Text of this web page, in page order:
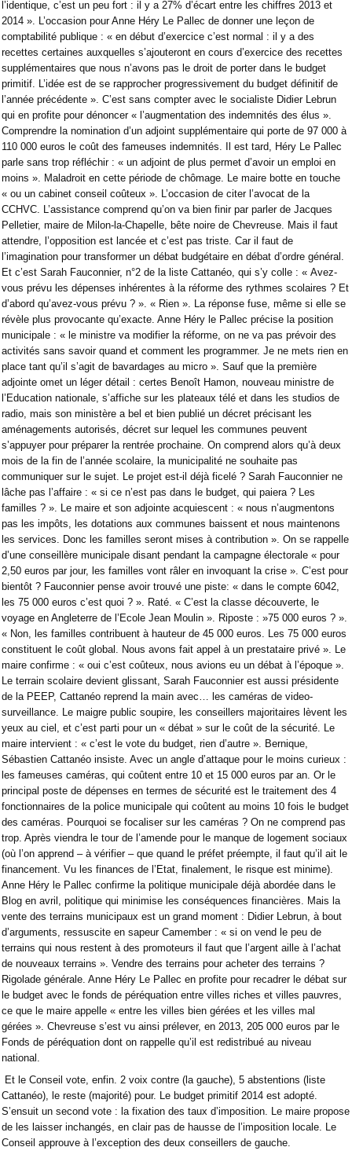
l’identique, c’est un peu fort : il y a 27% d’écart entre les chiffres 2013 et
2014 ». L’occasion pour Anne Héry Le Pallec de donner une leçon de
comptabilité publique : « en début d’exercice c’est normal : il y a des
recettes certaines auxquelles s’ajouteront en cours d’exercice des recettes
supplémentaires que nous n’avons pas le droit de porter dans le budget
primitif. L’idée est de se rapprocher progressivement du budget définitif de
l’année précédente ». C’est sans compter avec le socialiste Didier Lebrun
qui en profite pour dénoncer « l’augmentation des indemnités des élus ».
Comprendre la nomination d’un adjoint supplémentaire qui porte de 97 000 à
110 000 euros le coût des fameuses indemnités. Il est tard, Héry Le Pallec
parle sans trop réfléchir : « un adjoint de plus permet d’avoir un emploi en
moins ». Maladroit en cette période de chômage. Le maire botte en touche
« ou un cabinet conseil coûteux ». L’occasion de citer l’avocat de la
CCHVC. L’assistance comprend qu’on va bien finir par parler de Jacques
Pelletier, maire de Milon-la-Chapelle, bête noire de Chevreuse. Mais il faut
attendre, l’opposition est lancée et c’est pas triste. Car il faut de
l’imagination pour transformer un débat budgétaire en débat d’ordre général.
Et c’est Sarah Fauconnier, n°2 de la liste Cattanéo, qui s’y colle : « Avez-
vous prévu les dépenses inhérentes à la réforme des rythmes scolaires ? Et
d’abord qu’avez-vous prévu ? ». « Rien ». La réponse fuse, même si elle se
révèle plus provocante qu’exacte. Anne Héry le Pallec précise la position
municipale : « le ministre va modifier la réforme, on ne va pas prévoir des
activités sans savoir quand et comment les programmer. Je ne mets rien en
place tant qu’il s’agit de bavardages au micro ». Sauf que la première
adjointe omet un léger détail : certes Benoît Hamon, nouveau ministre de
l’Education nationale, s’affiche sur les plateaux télé et dans les studios de
radio, mais son ministère a bel et bien publié un décret précisant les
aménagements autorisés, décret sur lequel les communes peuvent
s’appuyer pour préparer la rentrée prochaine. On comprend alors qu’à deux
mois de la fin de l’année scolaire, la municipalité ne souhaite pas
communiquer sur le sujet. Le projet est-il déjà ficelé ? Sarah Fauconnier ne
lâche pas l’affaire : « si ce n’est pas dans le budget, qui paiera ? Les
familles ? ». Le maire et son adjointe acquiescent : « nous n’augmentons
pas les impôts, les dotations aux communes baissent et nous maintenons
les services. Donc les familles seront mises à contribution ». On se rappelle
d’une conseillère municipale disant pendant la campagne électorale « pour
2,50 euros par jour, les familles vont râler en invoquant la crise ». C’est pour
bientôt ? Fauconnier pense avoir trouvé une piste: « dans le compte 6042,
les 75 000 euros c’est quoi ? ». Raté. « C’est la classe découverte, le
voyage en Angleterre de l’Ecole Jean Moulin ». Riposte : »75 000 euros ? ».
« Non, les familles contribuent à hauteur de 45 000 euros. Les 75 000 euros
constituent le coût global. Nous avons fait appel à un prestataire privé ». Le
maire confirme : « oui c’est coûteux, nous avions eu un débat à l’époque ».
Le terrain scolaire devient glissant, Sarah Fauconnier est aussi présidente
de la PEEP, Cattanéo reprend la main avec… les caméras de video-
surveillance. Le maigre public soupire, les conseillers majoritaires lèvent les
yeux au ciel, et c’est parti pour un « débat » sur le coût de la sécurité. Le
maire intervient : « c’est le vote du budget, rien d’autre ». Bernique,
Sébastien Cattanéo insiste. Avec un angle d’attaque pour le moins curieux :
les fameuses caméras, qui coûtent entre 10 et 15 000 euros par an. Or le
principal poste de dépenses en termes de sécurité est le traitement des 4
fonctionnaires de la police municipale qui coûtent au moins 10 fois le budget
des caméras. Pourquoi se focaliser sur les caméras ? On ne comprend pas
trop. Après viendra le tour de l’amende pour le manque de logement sociaux
(où l’on apprend – à vérifier – que quand le préfet préempte, il faut qu’il ait le
financement. Vu les finances de l’Etat, finalement, le risque est minime).
Anne Héry le Pallec confirme la politique municipale déjà abordée dans le
Blog en avril, politique qui minimise les conséquences financières. Mais la
vente des terrains municipaux est un grand moment : Didier Lebrun, à bout
d’arguments, ressuscite en sapeur Camember : « si on vend le peu de
terrains qui nous restent à des promoteurs il faut que l’argent aille à l’achat
de nouveaux terrains ». Vendre des terrains pour acheter des terrains ?
Rigolade générale. Anne Héry Le Pallec en profite pour recadrer le débat sur
le budget avec le fonds de péréquation entre villes riches et villes pauvres,
ce que le maire appelle « entre les villes bien gérées et les villes mal
gérées ». Chevreuse s’est vu ainsi prélever, en 2013, 205 000 euros par le
Fonds de péréquation dont on rappelle qu’il est redistribué au niveau
national.
Et le Conseil vote, enfin. 2 voix contre (la gauche), 5 abstentions (liste
Cattanéo), le reste (majorité) pour. Le budget primitif 2014 est adopté.
S’ensuit un second vote : la fixation des taux d’imposition. Le maire propose
de les laisser inchangés, en clair pas de hausse de l’imposition locale. Le
Conseil approuve à l’exception des deux conseillers de gauche.